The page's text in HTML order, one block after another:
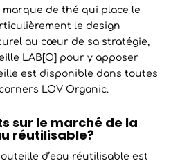
marque de thé qui place le
le design
au cœur de sa stratégie,
LAB[O] pour y apposer
est disponible dans toutes
LOV Organic.
sur le marché de la
réutilisable?
d’eau réutilisable est